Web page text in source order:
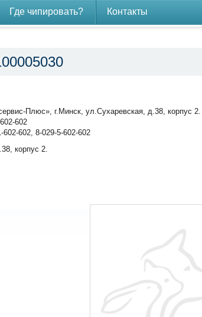
Где чипировать? Контакты
Плюс», г.Минск, ул.Сухаревская, д.38, корпус 2.
602
602, 8-029-5-602-602
корпус 2.